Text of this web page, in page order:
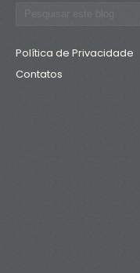
Política de Privacidade
Contatos